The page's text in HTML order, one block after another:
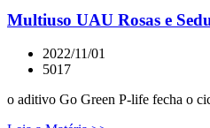
Multiuso UAU Rosas e
2022/11/01
5017
o aditivo Go Green P-life fecha o